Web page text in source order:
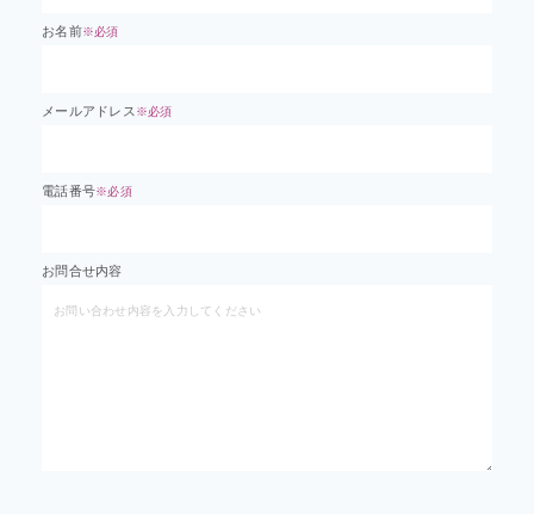
お名前※必須
メールアドレス ※必須
電話番号※必須
お問合せ内容